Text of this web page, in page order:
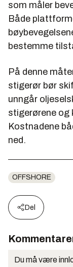
som måler
Både
bestemme
På denne
stigerør bør
unngår
stigerørene og
Kostnadene
ned.
OFFSHORE
Del
Du må være